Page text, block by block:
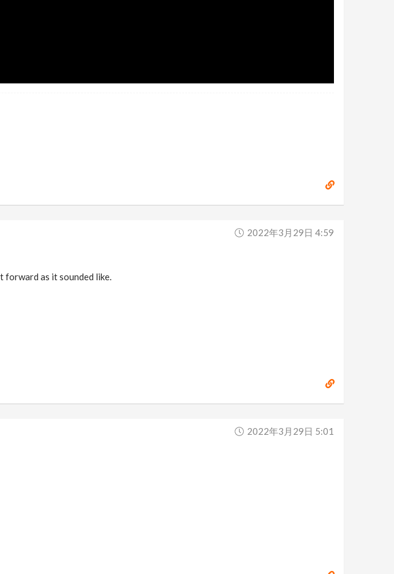
2022年3月29日 4:59
forward as it sounded like.
2022年3月29日 5:01